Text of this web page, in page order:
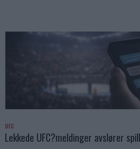
UFC
Lekkede UFC?meldinger avslører